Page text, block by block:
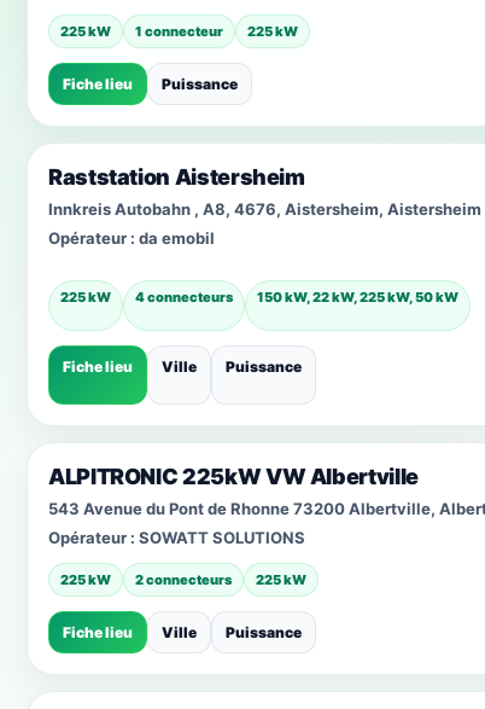
225 kW 1 connecteur 225 kW
Fiche lieu Puissance
Raststation Aistersheim
Innkreis Autobahn , A8, 4676, Aistersheim, Aistersheim
Opérateur : da emobil
225 kW 4 connecteurs 150 kW, 22 kW, 225 kW, 50 kW
Fiche lieu Ville Puissance
ALPITRONIC 225kW VW Albertville
543 Avenue du Pont de Rhonne 73200 Albertville,
Opérateur : SOWATT SOLUTIONS
225 kW 2 connecteurs 225 kW
Fiche lieu Ville Puissance